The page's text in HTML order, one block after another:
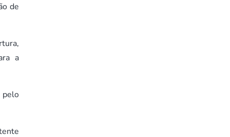
de
a
pelo